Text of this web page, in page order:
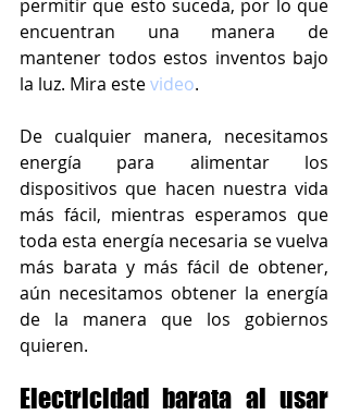
permitir que esto suceda, por lo que
encuentran una manera de
mantener todos estos inventos bajo
la luz. Mira este video.
De cualquier manera, necesitamos
energía para alimentar los
dispositivos que hacen nuestra vida
más fácil, mientras esperamos que
toda esta energía necesaria se vuelva
más barata y más fácil de obtener,
aún necesitamos obtener la energía
de la manera que los gobiernos
quieren.
Electricidad barata al usar